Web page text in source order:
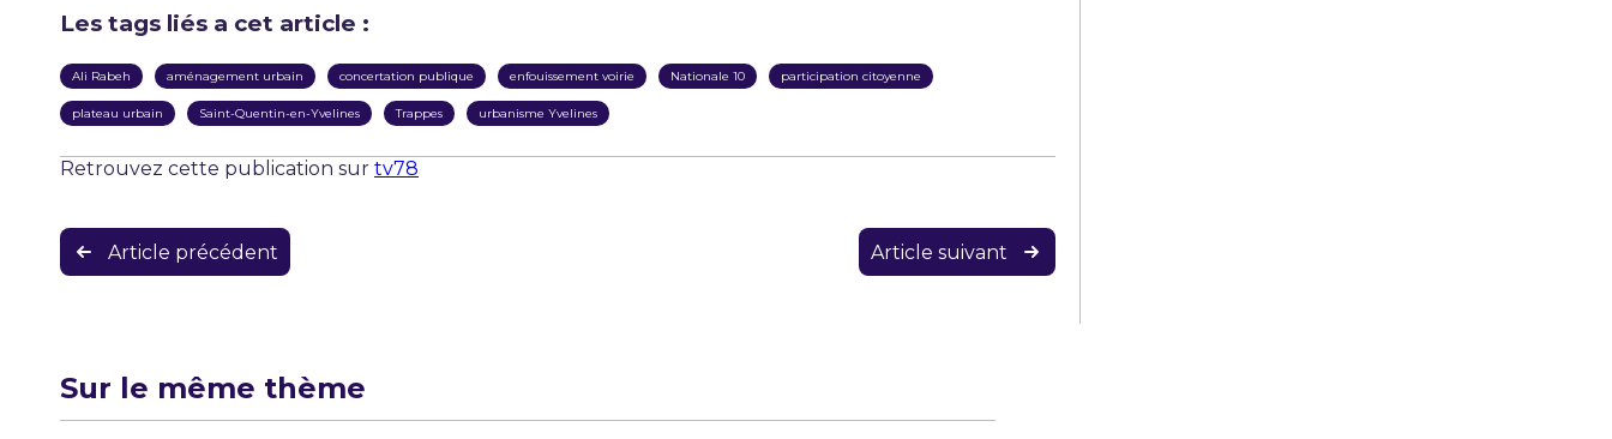
Les tags liés a cet article :
Ali Rabeh aménagement urbain concertation publique enfouissement voirie Nationale 10 participation citoyenne
plateau urbain Saint-Quentin-en-Yvelines Trappes urbanisme Yvelines
Retrouvez cette publication sur tv78
Navigation
de
Article précédent Article suivant
Sur le même thème